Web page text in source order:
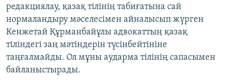
редакциялау, қазақ тілінің табиғатына сай
нормаландыру мәселесімен айналысып жүрген
Кенжетай Құрманбайұлы адвокаттың қазақ
тіліндегі заң мәтіндерін түсінбейтініне
таңғалмайды. Ол мұны аударма тілінің сапасымен
байланыстырады.